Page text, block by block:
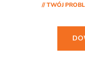
// TWÓJ